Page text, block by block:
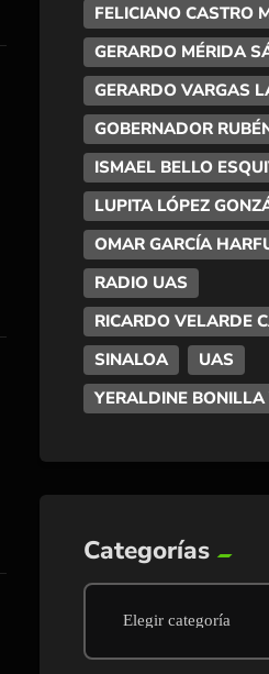
FELICIANO CASTRO
GERARDO MÉRIDA
GERARDO VARGAS
GOBERNADOR
ISMAEL BELLO
LUPITA LÓPEZ
OMAR GARCÍA
RADIO UAS
RICARDO VELARDE
SINALOA
UAS
YERALDINE
Categorías